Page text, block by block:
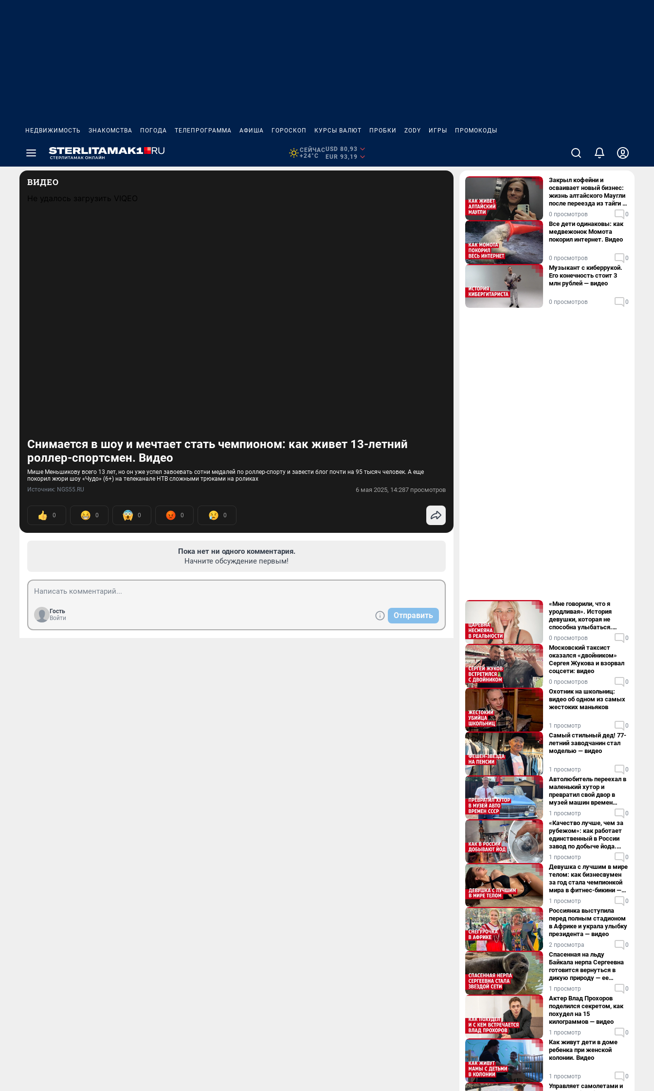
НЕДВИЖИМОСТЬ ЗНАКОМСТВА ПОГОДА ТЕЛЕПРОГРАММА АФИША ГОРОСКОП КУРСЫ ВАЛЮТ ПРОБКИ ZODY ИГРЫ ПРОМОКОДЫ
СЕЙЧАС
+24°C
USD 80,93
EUR 93,19
ВИДЕО
Не удалось загрузить VIQEO
Снимается в шоу и мечтает стать чемпионом: как живет 13-летний
роллер-спортсмен. Видео
Мише Меньшикову всего 13 лет, но он уже успел завоевать сотни медалей по роллер-спорту и завести блог почти на 95 тысяч человек. А еще
покорил жюри шоу «Чудо» (6+) на телеканале НТВ сложными трюками на роликах
Источник: NGS55.RU 6 мая 2025, 14:287 просмотров
0 0 0 0 0
Пока нет ни одного комментария.
Начните обсуждение первым!
Гость
Войти
Отправить
Закрыл кофейни и
осваивает новый бизнес:
жизнь алтайского Маугли
после переезда из тайги в
столицу
0 просмотров 0
Все дети одинаковы: как
медвежонок Момота
покорил интернет. Видео
0 просмотров 0
Музыкант с киберрукой.
Его конечность стоит 3
млн рублей — видео
0 просмотров 0
«Мне говорили, что я
уродливая». История
девушки, которая не
способна улыбаться.
Видео
0 просмотров 0
Московский таксист
оказался «двойником»
Сергея Жукова и взорвал
соцсети: видео
0 просмотров 0
Охотник на школьниц:
видео об одном из самых
жестоких маньяков
1 просмотр 0
Самый стильный дед! 77-
летний заводчанин стал
моделью — видео
1 просмотр 0
Автолюбитель переехал в
маленький хутор и
превратил свой двор в
музей машин времен
СССР. Видео
1 просмотр 0
«Качество лучше, чем за
рубежом»: как работает
единственный в России
завод по добыче йода.
Видео
1 просмотр 0
Девушка с лучшим в мире
телом: как бизнесвумен
за год стала чемпионкой
мира в фитнес-бикини —
видео
1 просмотр 0
Россиянка выступила
перед полным стадионом
в Африке и украла улыбку
президента — видео
2 просмотра 0
Спасенная на льду
Байкала нерпа Сергеевна
готовится вернуться в
дикую природу — ее
видеоистория
1 просмотр 0
Актер Влад Прохоров
поделился секретом, как
похудел на 15
килограммов — видео
1 просмотр 0
Как живут дети в доме
ребенка при женской
колонии. Видео
1 просмотр 0
Управляет самолетами и